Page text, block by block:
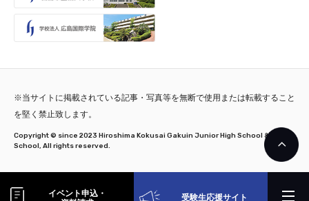
イベント申込・
受験生応援サイト
※当サイトに掲載されている記事・写真等を無断で使用または転載すること
を堅く禁止致します。
Copyright © since 2023 Hiroshima Kokusai Gakuin Junior High School & High
School, All rights reserved.